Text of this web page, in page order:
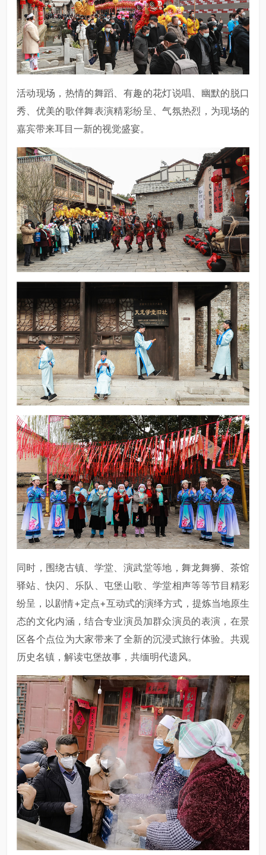
活动现场，热情的舞蹈、有趣的花灯说唱、幽默的脱口
秀、优美的歌伴舞表演精彩纷呈、气氛热烈，为现场的
嘉宾带来耳目一新的视觉盛宴。
同时，围绕古镇、学堂、演武堂等地，舞龙舞狮、茶馆
驿站、快闪、乐队、屯堡山歌、学堂相声等等节目精彩
纷呈，以剧情+定点+互动式的演绎方式，提炼当地原生
态的文化内涵，结合专业演员加群众演员的表演，在景
区各个点位为大家带来了全新的沉浸式旅行体验。共观
历史名镇，解读屯堡故事，共缅明代遗风。